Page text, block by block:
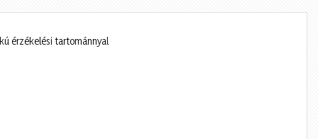
érzékelési tartománnyal